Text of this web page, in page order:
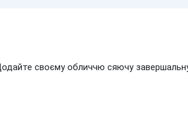
своєму обличчю сяючу